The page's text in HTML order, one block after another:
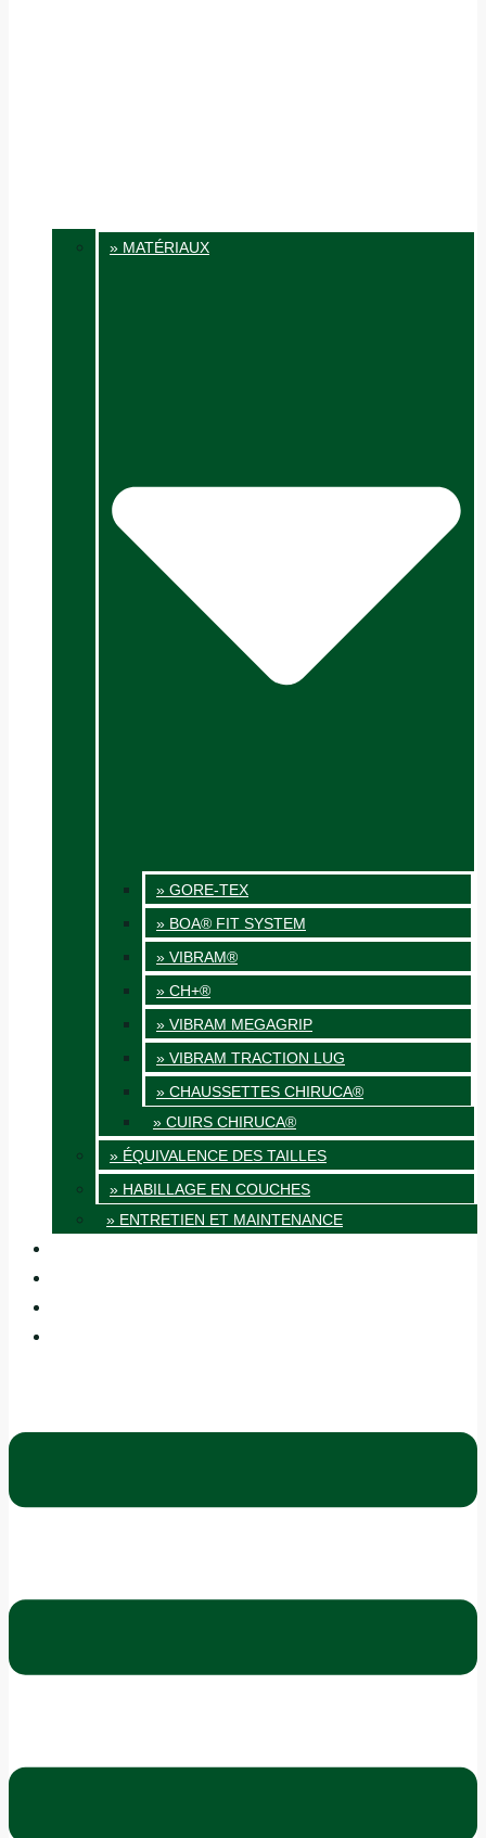
» MATÉRIAUX
» GORE-TEX
» BOA® FIT SYSTEM
» VIBRAM®
» CH+®
» VIBRAM MEGAGRIP
» VIBRAM TRACTION LUG
» CHAUSSETTES CHIRUCA®
» CUIRS CHIRUCA®
» ÉQUIVALENCE DES TAILLES
» HABILLAGE EN COUCHES
» ENTRETIEN ET MAINTENANCE